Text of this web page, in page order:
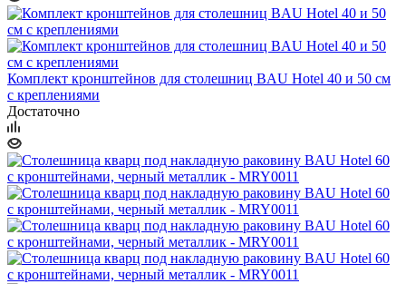
Комплект кронштейнов для столешниц BAU Hotel 40 и 50 см
с креплениями
Достаточно